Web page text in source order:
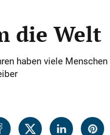
die Welt
haben viele